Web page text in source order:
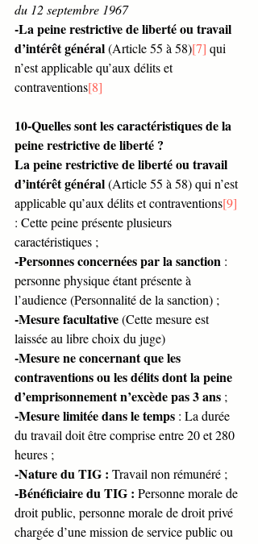
du 12 septembre 1967
-La peine restrictive de liberté ou travail
d’intérêt général (Article 55 à 58)[7] qui
n’est applicable qu’aux délits et
contraventions[8]
10-Quelles sont les caractéristiques de la
peine restrictive de liberté ?
La peine restrictive de liberté ou travail
d’intérêt général (Article 55 à 58) qui n’est
applicable qu’aux délits et contraventions[9]
: Cette peine présente plusieurs
caractéristiques ;
-Personnes concernées par la sanction :
personne physique étant présente à
l’audience (Personnalité de la sanction) ;
-Mesure facultative (Cette mesure est
laissée au libre choix du juge)
-Mesure ne concernant que les
contraventions ou les délits dont la peine
d’emprisonnement n’excède pas 3 ans ;
-Mesure limitée dans le temps : La durée
du travail doit être comprise entre 20 et 280
heures ;
-Nature du TIG : Travail non rémunéré ;
-Bénéficiaire du TIG : Personne morale de
droit public, personne morale de droit privé
chargée d’une mission de service public ou